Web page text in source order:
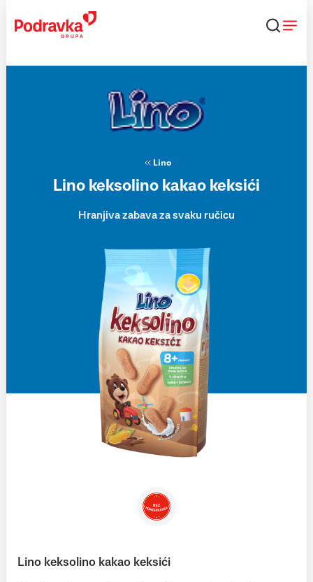
content
Lino
Lino keksolino kakao keksići
Hranjiva zabava za svaku ručicu
Lino keksolino kakao keksići